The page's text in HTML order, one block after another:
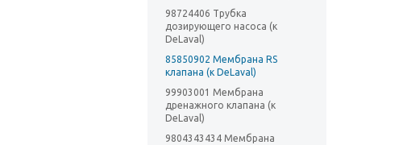
98724406 Трубка
дозирующего насоса (к
DeLaval)
85850902 Мембрана RS
клапана (к DeLaval)
99903001 Мембрана
дренажного клапана (к
DeLaval)
9804343434 Мембрана